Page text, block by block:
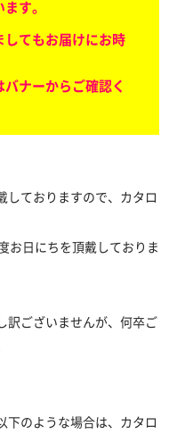
す。
してもお届けにお時
ナーからご確認く
しておりますので、カタロ
お日にちを頂戴しておりま
訳ございませんが、何卒ご
下のような場合は、カタロ